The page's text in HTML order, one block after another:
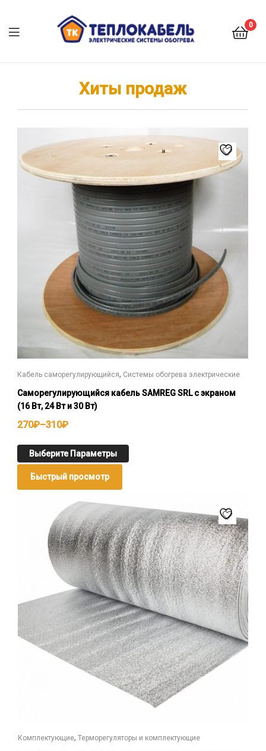
0
Хиты продаж
Кабель саморегулирующийся, Системы обогрева электрические
Саморегулирующийся кабель SAMREG SRL с экраном
(16 Вт, 24 Вт и 30 Вт)
270₽–310₽
Выберите Параметры
Быстрый просмотр
Комплектующие, Терморегуляторы и комплектующие